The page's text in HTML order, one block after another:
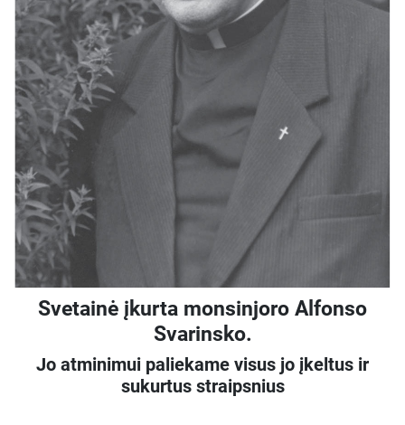
Svetainė įkurta monsinjoro Alfonso
Svarinsko.
Jo atminimui paliekame visus jo įkeltus ir
sukurtus straipsnius